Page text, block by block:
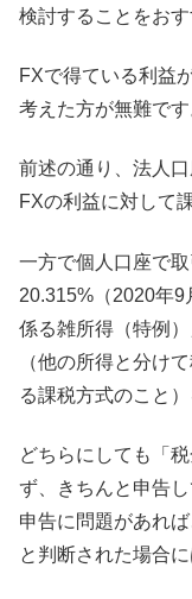
検討することをおす
FXで得ている利益
考えた方が無難です
前述の通り、法人
FXの利益に対して
一方で個人口座で
20.315%（2020年9
係る雑所得（特例
（他の所得と分け
る課税方式のこと）
どちらにしても「
ず、きちんと申告
申告に問題があれ
と判断された場合